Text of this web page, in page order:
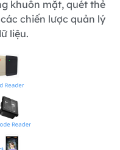
khuôn mặt, quét thẻ
chiến lược quản lý
liệu.